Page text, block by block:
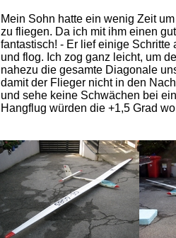
Mein Sohn hatte ein wenig Zeit
zu fliegen. Da ich mit ihm einen
fantastisch! - Er lief einige
und flog. Ich zog ganz leicht, um
nahezu die gesamte Diagonale
damit der Flieger nicht in den
und sehe keine Schwächen bei
Hangflug würden die +1,5 Grad